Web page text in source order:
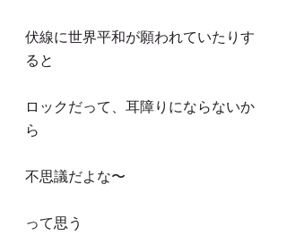
伏線に世界平和が願われていたりす
ると
ロックだって、耳障りにならないか
ら
不思議だよな〜
って思う